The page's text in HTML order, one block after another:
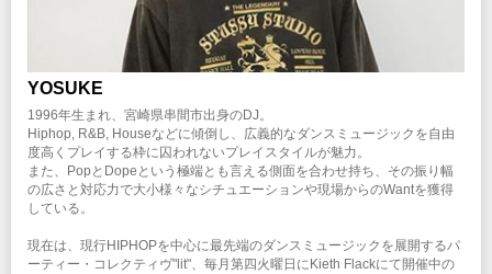
YOSUKE
1996年生まれ、宮崎県串間市出身のDJ。
Hiphop, R&B, Houseなどに傾倒し、広義的なダンスミュージックを自由
度高くプレイする枠に囚われないプレイスタイルが魅力。
また、PopとDopeという極端とも言える側面を合わせ持ち、その振り幅
の広さと対応力で大小様々なシチュエーションや現場からのWantを獲得
している。
現在は、現行HIPHOPを中心に最先端のダンスミュージックを展開するパ
ーティー・コレクティヴ"lit"、毎月第四火曜日にKieth Flackにて開催中の